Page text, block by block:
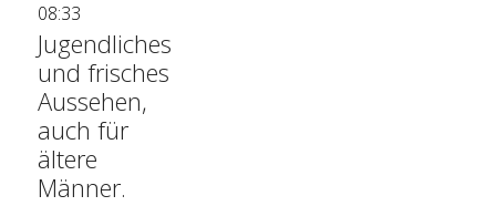
08:33
Jugendliches
und frisches
Aussehen,
auch für
ältere
Männer.